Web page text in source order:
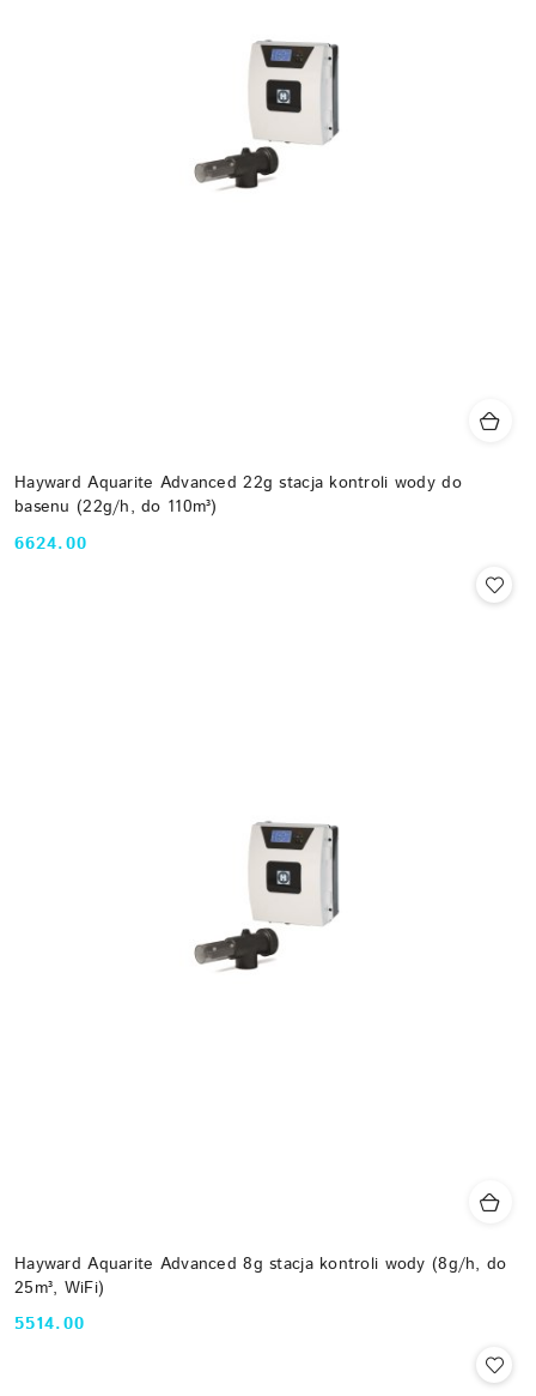
Hayward Aquarite Advanced 22g stacja kontroli wody do
basenu (22g/h, do 110m³)
Cena:
6624.00
Hayward Aquarite Advanced 8g stacja kontroli wody (8g/h, do
25m³, WiFi)
Cena:
5514.00